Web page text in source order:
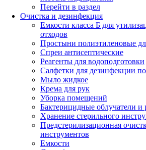
Перейти в раздел
Очистка и дезинфекция
Емкости класса Б для
отходов
Простыни полиэтиленовые
Спреи антисептические
Реагенты для водоподготовки
Салфетки для дезинфекции
Мыло жидкое
Крема для рук
Уборка помещений
Бактерицидные облучатели и
Хранение стерильного
Предстерилизационная
инструментов
Емкости